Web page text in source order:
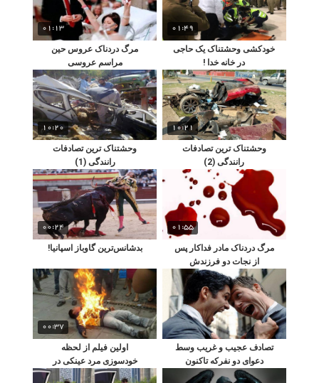
01:49
خودکشی وحشتناک یک حاجی
در خانه خدا !
01:13
مرگ دردناک عروس حین
مراسم عروسی
10:21
وحشتناک ترین تصادفات
رانندگی (2)
10:20
وحشتناک ترین تصادفات
رانندگی (1)
01:55
مرگ دردناک مادر فداکار پس
از نجات دو فرزندش
00:24
بدشانس‌ترین گاوباز اسپانیا!
تصادف عجیب و غریب وسط
دعوای دو نفرکه تاکنون
ندیده‌اید!
00:37
اولین فیلم از لحظه
خودسوزی مرد عینکی در
رشت